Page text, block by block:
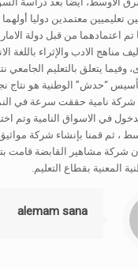
تعليميين معتمدين دوليا
تم اعتمادهما من قبل دولة
وفيما يتعلق بالتعليم الجامعي
، ثم قمنا بإنشاء شركة
المعنية بقطاع التعليم.
alemam sana